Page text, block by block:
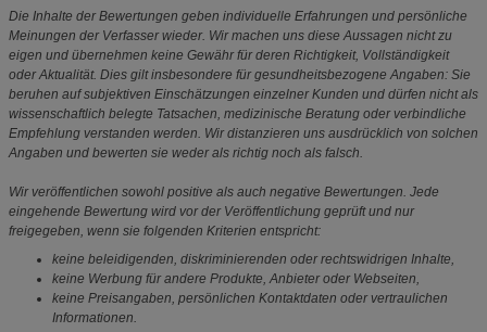
Die Inhalte der Bewertungen geben individuelle Erfahrungen und persönliche
Meinungen der Verfasser wieder. Wir machen uns diese Aussagen nicht zu
eigen und übernehmen keine Gewähr für deren Richtigkeit, Vollständigkeit
oder Aktualität. Dies gilt insbesondere für gesundheitsbezogene Angaben: Sie
beruhen auf subjektiven Einschätzungen einzelner Kunden und dürfen nicht als
wissenschaftlich belegte Tatsachen, medizinische Beratung oder verbindliche
Empfehlung verstanden werden. Wir distanzieren uns ausdrücklich von solchen
Angaben und bewerten sie weder als richtig noch als falsch.
Wir veröffentlichen sowohl positive als auch negative Bewertungen. Jede
eingehende Bewertung wird vor der Veröffentlichung geprüft und nur
freigegeben, wenn sie folgenden Kriterien entspricht:
keine beleidigenden, diskriminierenden oder rechtswidrigen Inhalte,
keine Werbung für andere Produkte, Anbieter oder Webseiten,
keine Preisangaben, persönlichen Kontaktdaten oder vertraulichen
Informationen.